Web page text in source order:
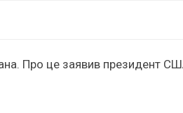
Про це заявив президент